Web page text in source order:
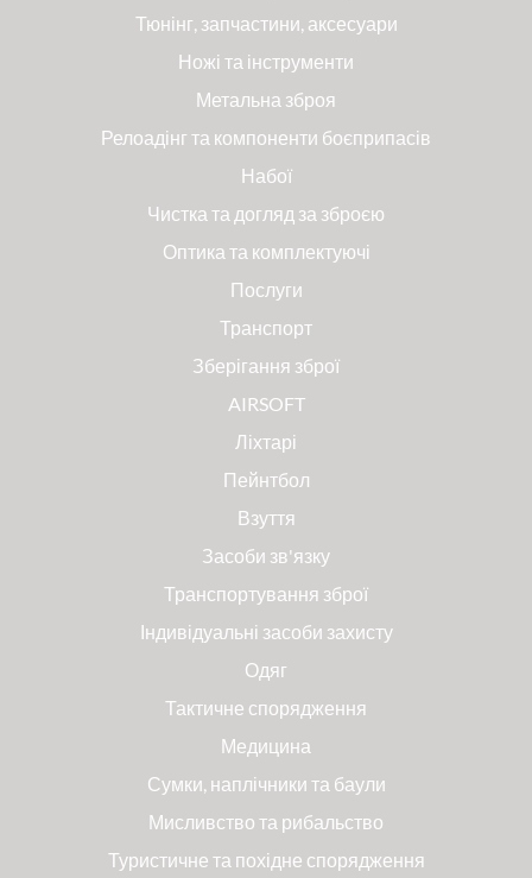
Тюнінг, запчастини, аксесуари
Ножі та інструменти
Метальна зброя
Релоадінг та компоненти боєприпасів
Набої
Чистка та догляд за зброєю
Оптика та комплектуючі
Послуги
Транспорт
Зберігання зброї
AIRSOFT
Ліхтарі
Пейнтбол
Взуття
Засоби зв'язку
Транспортування зброї
Індивідуальні засоби захисту
Одяг
Тактичне спорядження
Медицина
Сумки, наплічники та баули
Мисливство та рибальство
Туристичне та похідне спорядження